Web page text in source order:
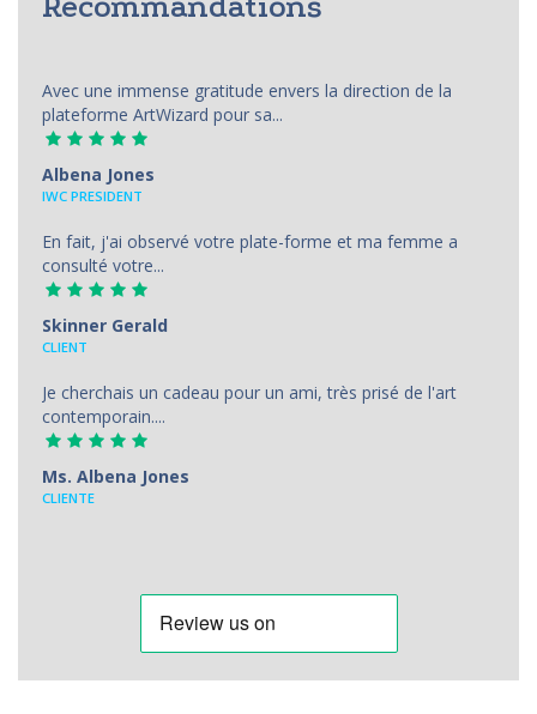
Avec une immense gratitude envers la direction de la
plateforme ArtWizard pour sa...
Albena Jones
IWC PRESIDENT
En fait, j'ai observé votre plate-forme et ma femme a
consulté votre...
Skinner Gerald
CLIENT
Je cherchais un cadeau pour un ami, très prisé de l'art
contemporain....
Ms. Albena Jones
CLIENTE